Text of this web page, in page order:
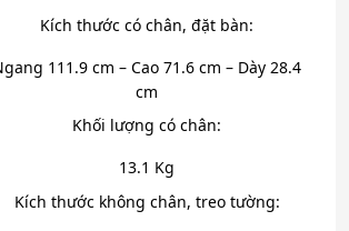
Kích thước có chân, đặt bàn:
111.9 cm – Cao 71.6 cm – Dày 28.4
cm
Khối lượng có chân:
13.1 Kg
Kích thước không chân, treo tường: